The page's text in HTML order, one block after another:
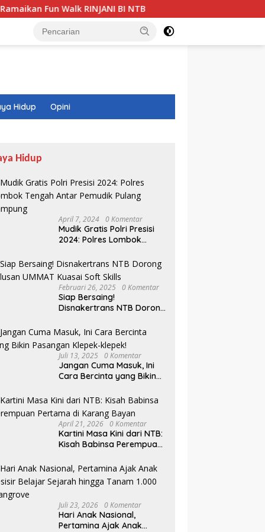
RINJANI BI NTB Tak Lagi Terbengkalai, Lahan
Hidup Opini
Hidup
April 7, 2024 0 Komentar
Mudik Gratis Polri Presisi
2024: Polres Lombok
Pulang Kampung
Februari 26, 2025 0 Komentar
Siap Bersaing!
Disnakertrans NTB Dorong
Soft Skills
Juli 13, 2025 0 Komentar
Jangan Cuma Masuk, Ini
Cara Bercinta yang Bikin
April 21, 2026 0 Komentar
Kartini Masa Kini dari NTB:
Kisah Babinsa Perempuan
Juli 23, 2026 0 Komentar
Hari Anak Nasional,
Pertamina Ajak Anak